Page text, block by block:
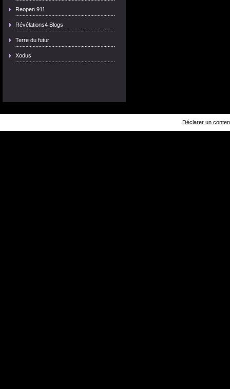
Reopen 911
Révélations4 Blogs
Terre du futur
Xodus
Déclarer un